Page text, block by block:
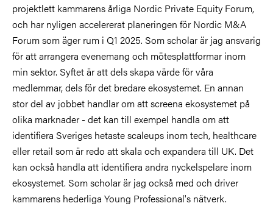
projektlett kammarens årliga Nordic Private Equity Forum,
och har nyligen accelererat planeringen för Nordic M&A
Forum som äger rum i Q1 2025. Som scholar är jag ansvarig
för att arrangera evenemang och mötesplattformar inom
min sektor. Syftet är att dels skapa värde för våra
medlemmar, dels för det bredare ekosystemet. En annan
stor del av jobbet handlar om att screena ekosystemet på
olika marknader - det kan till exempel handla om att
identifiera Sveriges hetaste scaleups inom tech, healthcare
eller retail som är redo att skala och expandera till UK. Det
kan också handla att identifiera andra nyckelspelare inom
ekosystemet. Som scholar är jag också med och driver
kammarens hederliga Young Professional's nätverk.